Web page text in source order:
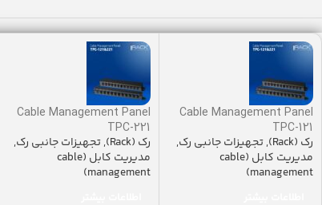
Cable Management Panel
TPC-121
رک (Rack) ,تجهیزات جانبی رک,
مدیریت کابل (cable
management)
Cable Management Panel
TPC-221
رک (Rack) ,تجهیزات جانبی رک,
مدیریت کابل (cable
management)